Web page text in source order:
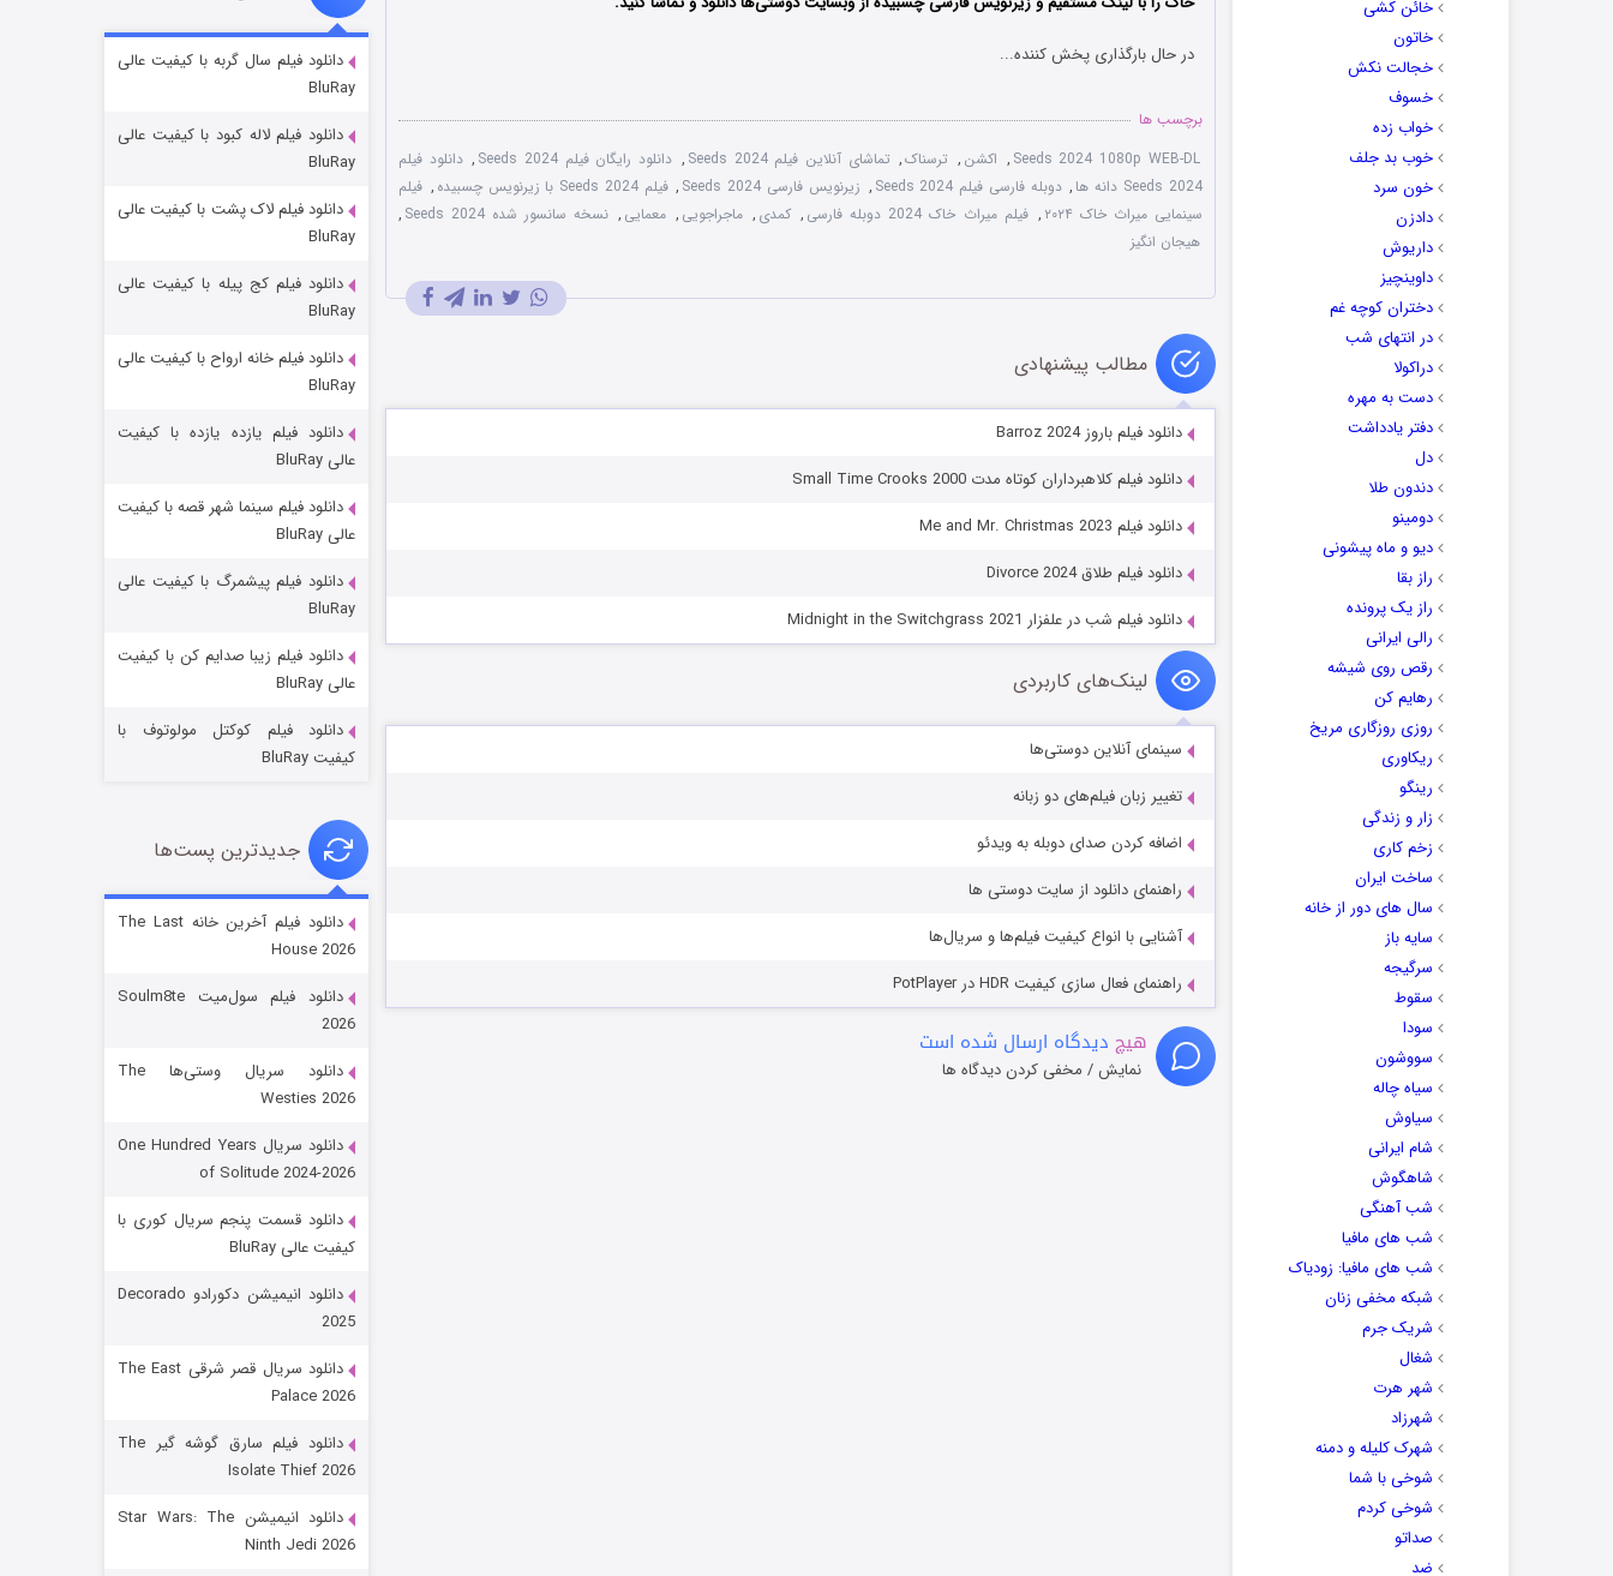
خائن کشی
خاتون
خجالت نکش
خسوف
خواب زده
خوب بد جلف
خون سرد
دادزن
داریوش
داوینچیز
دختران کوچه غم
در انتهای شب
دراکولا
دست به مهره
دفتر یادداشت
دل
دندون طلا
دومینو
دیو و ماه پیشونی
راز بقا
راز یک پرونده
رالی ایرانی
رقص روی شیشه
رهایم کن
روزی روزگاری مریخ
ریکاوری
رینگو
زار و زندگی
زخم کاری
ساخت ایران
سال های دور از خانه
سایه باز
سرگیجه
سقوط
سودا
سووشون
سیاه چاله
سیاوش
شام ایرانی
شاهگوش
شب آهنگی
شب های مافیا
شب های مافیا: زودیاک
شبکه مخفی زنان
شریک جرم
شغال
شهر هرت
شهرزاد
شهرک کلیله و دمنه
شوخی با شما
شوخی کردم
صداتو
ضد
در حال بارگذاری پخش کننده...
برچسب ها
Seeds 2024 1080p WEB-DL
, اکشن , ترسناک, تماشای آنلاین فیلم Seeds 2024 , دانلود رایگان فیلم Seeds 2024 , دانلود فیلم
Seeds 2024 دانه ها
, دوبله فارسی فیلم Seeds 2024 , زیرنویس فارسی Seeds 2024 , فیلم Seeds 2024 با زیرنویس چسبیده , فیلم
سینمایی میراث خاک ۲۰۲۴
, فیلم میراث خاک 2024 دوبله فارسی , کمدی , ماجراجویی , معمایی , نسخه سانسور شده Seeds 2024
,
هیجان انگیز
مطالب پیشنهادی
دانلود فیلم باروز Barroz 2024
دانلود فیلم کلاهبرداران کوتاه مدت Small Time Crooks 2000
دانلود فیلم Me and Mr. Christmas 2023
دانلود فیلم طلاق Divorce 2024
دانلود فیلم شب در علفزار Midnight in the Switchgrass 2021
لینک‌های کاربردی
سینمای آنلاین دوستی‌ها
تغییر زبان فیلم‌های دو زبانه
اضافه کردن صدای دوبله به ویدئو
راهنمای دانلود از سایت دوستی ها
آشنایی با انواع کیفیت فیلم‌ها و سریال‌ها
راهنمای فعال سازی کیفیت HDR در PotPlayer
هیچ دیدگاه ارسال شده است
نمایش / مخفی کردن دیدگاه ها
شکست استوارت در نجات جهان
قسمت
شوگر فصل ۲
خاندان اژدها فصل ۳
قسمت
باب اسفنجی فصل ۱۷
قسمت
دانلود فیلم سال گربه با کیفیت عالی
BluRay
دانلود فیلم لاله کبود با کیفیت عالی
BluRay
دانلود فیلم لاک پشت با کیفیت عالی
BluRay
دانلود فیلم کج‌ پیله با کیفیت عالی
BluRay
دانلود فیلم خانه ارواح با کیفیت عالی
BluRay
دانلود فیلم یازده یازده با کیفیت
عالی BluRay
دانلود فیلم سینما شهر قصه با کیفیت
عالی BluRay
دانلود فیلم پیشمرگ با کیفیت عالی
BluRay
دانلود فیلم زیبا صدایم کن با کیفیت
عالی BluRay
دانلود فیلم کوکتل مولوتوف با
کیفیت BluRay
جدیدترین پست‌ها
دانلود فیلم آخرین خانه The Last
House 2026
دانلود فیلم سول‌میت Soulm8te
2026
دانلود سریال وستی‌ها The
Westies 2026
دانلود سریال One Hundred Years
of Solitude 2024-2026
دانلود قسمت پنجم سریال کوری با
کیفیت عالی BluRay
دانلود انیمیشن دکورادو Decorado
2025
دانلود سریال قصر شرقی The East
Palace 2026
دانلود فیلم سارق گوشه گیر The
Isolate Thief 2026
دانلود انیمیشن Star Wars: The
Ninth Jedi 2026